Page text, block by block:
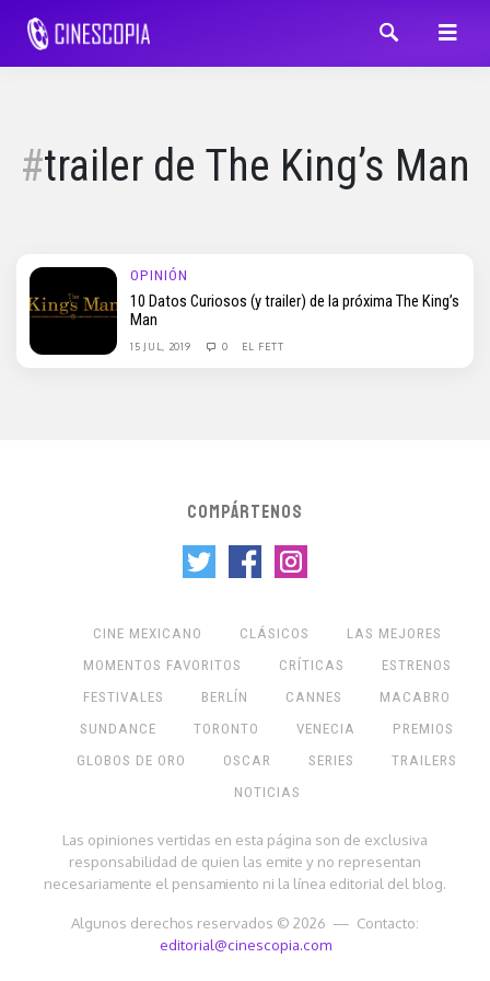
trailer de The King’s Man
OPINIÓN
10 Datos Curiosos (y trailer) de la próxima The King’s
Man
15 JUL, 2019 0 EL FETT
COMPÁRTENOS
CINE MEXICANO CLÁSICOS
LAS MEJORES
MOMENTOS FAVORITOS
CRÍTICAS
ESTRENOS
FESTIVALES
BERLÍN CANNES
MACABRO
SUNDANCE
TORONTO VENECIA
PREMIOS
GLOBOS DE ORO
OSCAR SERIES
TRAILERS
NOTICIAS
Las opiniones vertidas en esta página son de exclusiva
responsabilidad de quien las emite y no representan
necesariamente el pensamiento ni la línea editorial del blog.
Algunos derechos reservados © 2026 — Contacto:
editorial@cinescopia.com